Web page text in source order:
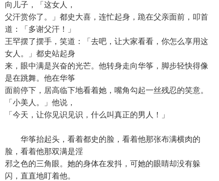
向儿子，「这女人，
父汗赏你了。」都史大喜，连忙起身，跪在父亲面前，叩首
道：「多谢父汗！」
王罕摆了摆手，笑道：「去吧，让大家看看，你怎么享用这
女人。」都史站起身
来，眼中满是兴奋的光芒。他转身走向华筝，脚步轻快得像
是在跳舞。他在华筝
面前停下，居高临下地看着她，嘴角勾起一丝残忍的笑意。
「小美人。」他说，
「今天，让你见识见识，什么叫真正的男人！」
华筝抬起头，看着都史的脸，看着他那张布满横肉的
脸，看着他那双满是淫
邪之色的三角眼。她的身体在发抖，可她的眼睛却没有躲
闪，直直地盯着他。